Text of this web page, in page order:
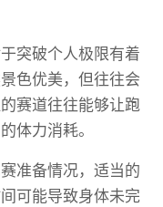
突破个人极限有着
色优美，但往往会
赛道往往能够让跑
体力消耗。
准备情况，适当的
可能导致身体未完